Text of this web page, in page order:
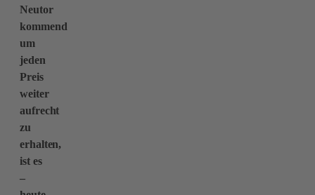
Neutor
kommend
um
jeden
Preis
weiter
aufrecht
zu
erhalten,
ist es
–